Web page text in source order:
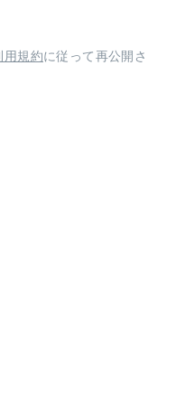
用規約に従って再公開さ